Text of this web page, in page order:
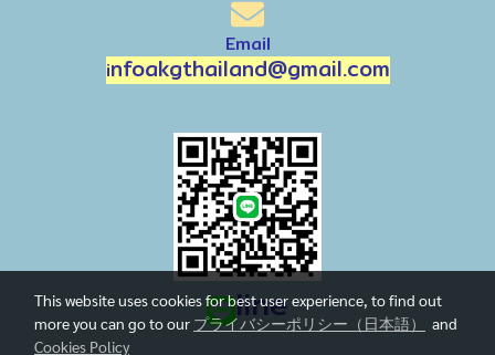
Email
infoakgthailand@gmail.com
line
This website uses cookies for best user experience, to find out
more you can go to our プライバシーポリシー（日本語）
and
Cookies Policy